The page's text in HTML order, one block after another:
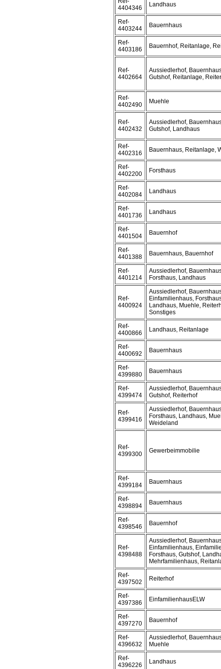
4404346
Landhaus
Ref-
4403244
Bauernhaus
Ref-
4403186
Bauernhof, Reitanlage,
Ref-
4402664
Aussiedlerhof,
Gutshof, Reitanlage,
Ref-
4402490
Muehle
Ref-
4402432
Aussiedlerhof,
Gutshof, Landhaus
Ref-
4402316
Bauernhaus, Reitanlage,
Ref-
4402200
Forsthaus
Ref-
4402084
Landhaus
Ref-
4401736
Landhaus
Ref-
4401504
Bauernhof
Ref-
4401388
Bauernhaus, Bauernhof
Ref-
4401214
Aussiedlerhof,
Forsthaus, Landhaus
Ref-
4400924
Aussiedlerhof,
Einfamilienhaus,
Landhaus, Muehle,
Sonstiges
Ref-
4400866
Landhaus, Reitanlage
Ref-
4400692
Bauernhaus
Ref-
4399880
Bauernhaus
Ref-
4399474
Aussiedlerhof,
Gutshof, Reiterhof
Ref-
4399416
Aussiedlerhof,
Forsthaus, Landhaus,
Weideland
Ref-
4399300
Gewerbeimmobilie
Ref-
4399184
Bauernhaus
Ref-
4398894
Bauernhaus
Ref-
4398546
Bauernhof
Ref-
4398488
Aussiedlerhof,
Einfamilienhaus,
Forsthaus, Gutshof,
Mehrfamilienhaus,
Ref-
4397502
Reiterhof
Ref-
4397386
EinfamilienhausELW
Ref-
4397270
Bauernhof
Ref-
4396632
Aussiedlerhof,
Muehle
Ref-
4396226
Landhaus